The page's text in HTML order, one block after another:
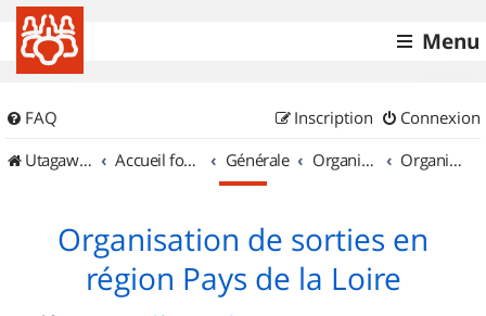
Menu
FAQ Connexion
Inscription
UtagawaVTT (Randos VTT et VTTAE avec traces GPS)
Accueil forum Générale Organisation de sorties & Recherche de partenaires Organisation de sorties en région Pays de la Loire
Organisation de sorties en
région Pays de la Loire